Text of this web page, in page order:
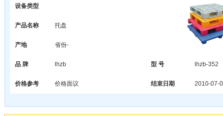
设备类型
产品名称 托盘
产地 省份-
品 牌 lhzb 型 号 lhzb-352
价格参考 价格面议 结束日期 2010-07-